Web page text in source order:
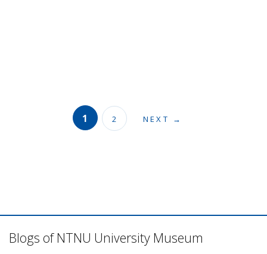
1 2 NEXT →
Blogs of NTNU University Museum